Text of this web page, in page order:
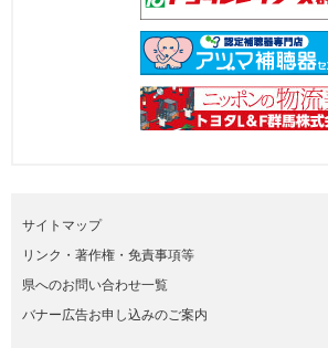
サイトマップ
リンク・著作権・免責事項等
県へのお問い合わせ一覧
バナー広告お申し込みのご案内